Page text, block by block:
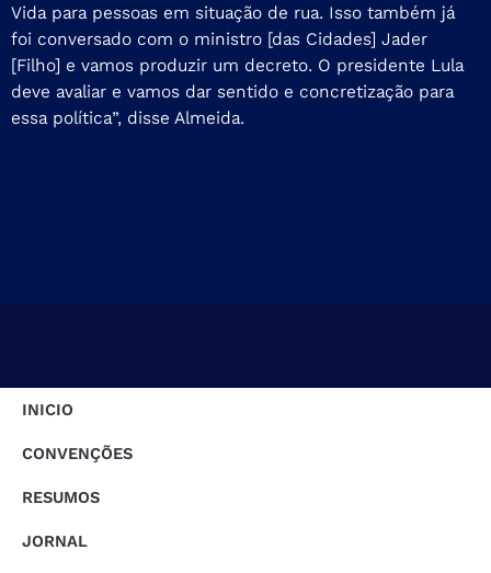
Vida para pessoas em situação de rua. Isso também já
foi conversado com o ministro [das Cidades] Jader
[Filho] e vamos produzir um decreto. O presidente Lula
deve avaliar e vamos dar sentido e concretização para
essa política”, disse Almeida.
INICIO
CONVENÇÕES
RESUMOS
JORNAL